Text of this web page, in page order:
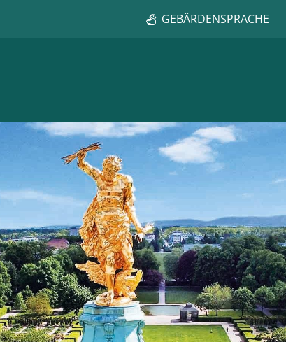
GEBÄRDENSPRACHE